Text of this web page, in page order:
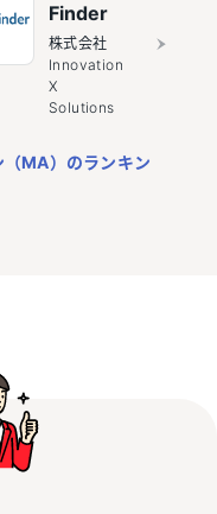
Finder
株式会社
Innovation
X
Solutions
MA）のランキン